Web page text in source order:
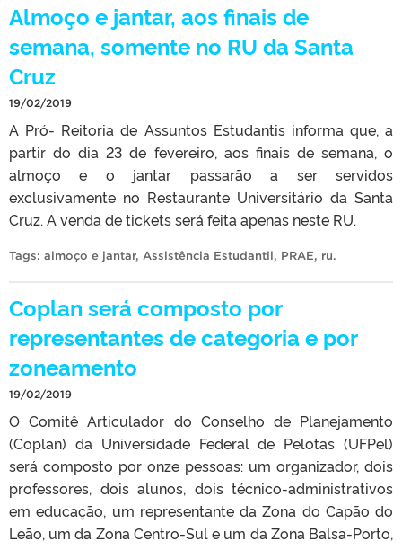
Almoço e jantar, aos finais de
semana, somente no RU da Santa
Cruz
19/02/2019
A Pró- Reitoria de Assuntos Estudantis informa que, a
partir do dia 23 de fevereiro, aos finais de semana, o
almoço e o jantar passarão a ser servidos
exclusivamente no Restaurante Universitário da Santa
Cruz. A venda de tickets será feita apenas neste RU.
Tags: almoço e jantar, Assistência Estudantil, PRAE, ru.
Coplan será composto por
representantes de categoria e por
zoneamento
19/02/2019
O Comitê Articulador do Conselho de Planejamento
(Coplan) da Universidade Federal de Pelotas (UFPel)
será composto por onze pessoas: um organizador, dois
professores, dois alunos, dois técnico-administrativos
em educação, um representante da Zona do Capão do
Leão, um da Zona Centro-Sul e um da Zona Balsa-Porto,